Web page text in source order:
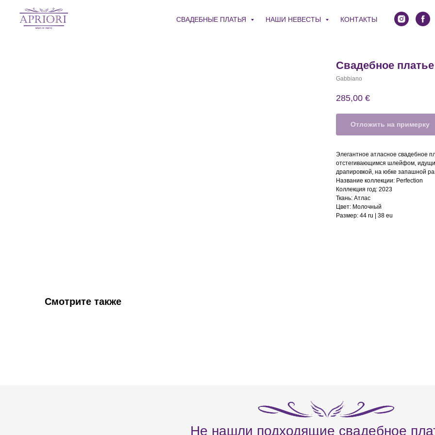
СВАДЕБНЫЕ ПЛАТЬЯ НАШИ НЕВЕСТЫ КОНТАКТЫ
Свадебное
Gabbiano
285,00 €
Отложить на примерку
Элегантное атласное свадебное
отстегивающимся шлейфом,
драпировкой, на юбке запашной
Название коллекции: Perfection
Коллекция год: 2023
Ткань: Атлас
Цвет: Молочный
Размер: 44 ru | 38 eu
Смотрите также
Не нашли подходящие свадебное